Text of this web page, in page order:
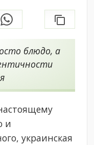
блюдо, а
и
украинская